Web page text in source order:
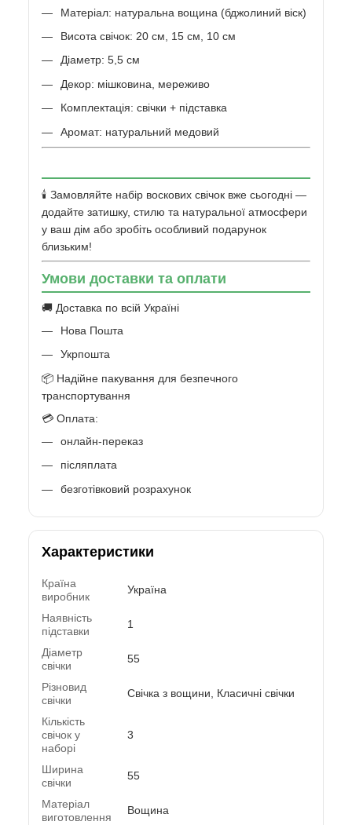
Матеріал: натуральна вощина (бджолиний віск)
Висота свічок: 20 см, 15 см, 10 см
Діаметр: 5,5 см
Декор: мішковина, мереживо
Комплектація: свічки + підставка
Аромат: натуральний медовий
🕯️ Замовляйте набір воскових свічок вже сьогодні —
додайте затишку, стилю та натуральної атмосфери
у ваш дім або зробіть особливий подарунок
близьким!
Умови доставки та оплати
🚚 Доставка по всій Україні
Нова Пошта
Укрпошта
📦 Надійне пакування для безпечного
транспортування
💳 Оплата:
онлайн-переказ
післяплата
безготівковий розрахунок
Характеристики
Країна
виробник
Україна
Наявність
підставки
1
Діаметр
свічки
55
Різновид
свічки
Свічка з вощини, Класичні свічки
Кількість
свічок у
наборі
3
Ширина
свічки
55
Матеріал
виготовлення
Вощина